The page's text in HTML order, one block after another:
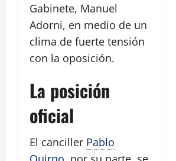
Gabinete, Manuel
Adorni, en medio de un
clima de fuerte tensión
con la oposición.
La posición
oficial
El canciller Pablo